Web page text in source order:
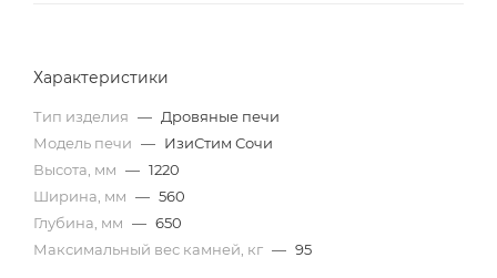
Характеристики
Тип изделия — Дровяные печи
Модель печи — ИзиСтим Сочи
Высота, мм — 1220
Ширина, мм — 560
Глубина, мм — 650
Максимальный вес камней, кг — 95